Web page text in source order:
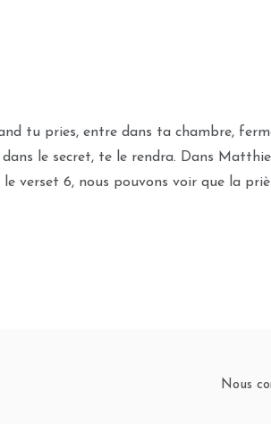
tu pries, entre dans ta chambre,
le secret, te le rendra. Dans
verset 6, nous pouvons voir que la
Nous